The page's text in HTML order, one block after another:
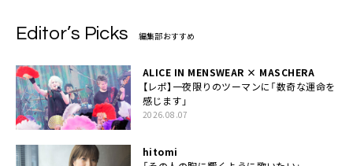
Editor’s Picks 編集部おすすめ
ALICE IN MENSWEAR × MASCHERA
【レポ】一夜限りのツーマンに「数奇な運命を
感じます」
2026.08.07
hitomi